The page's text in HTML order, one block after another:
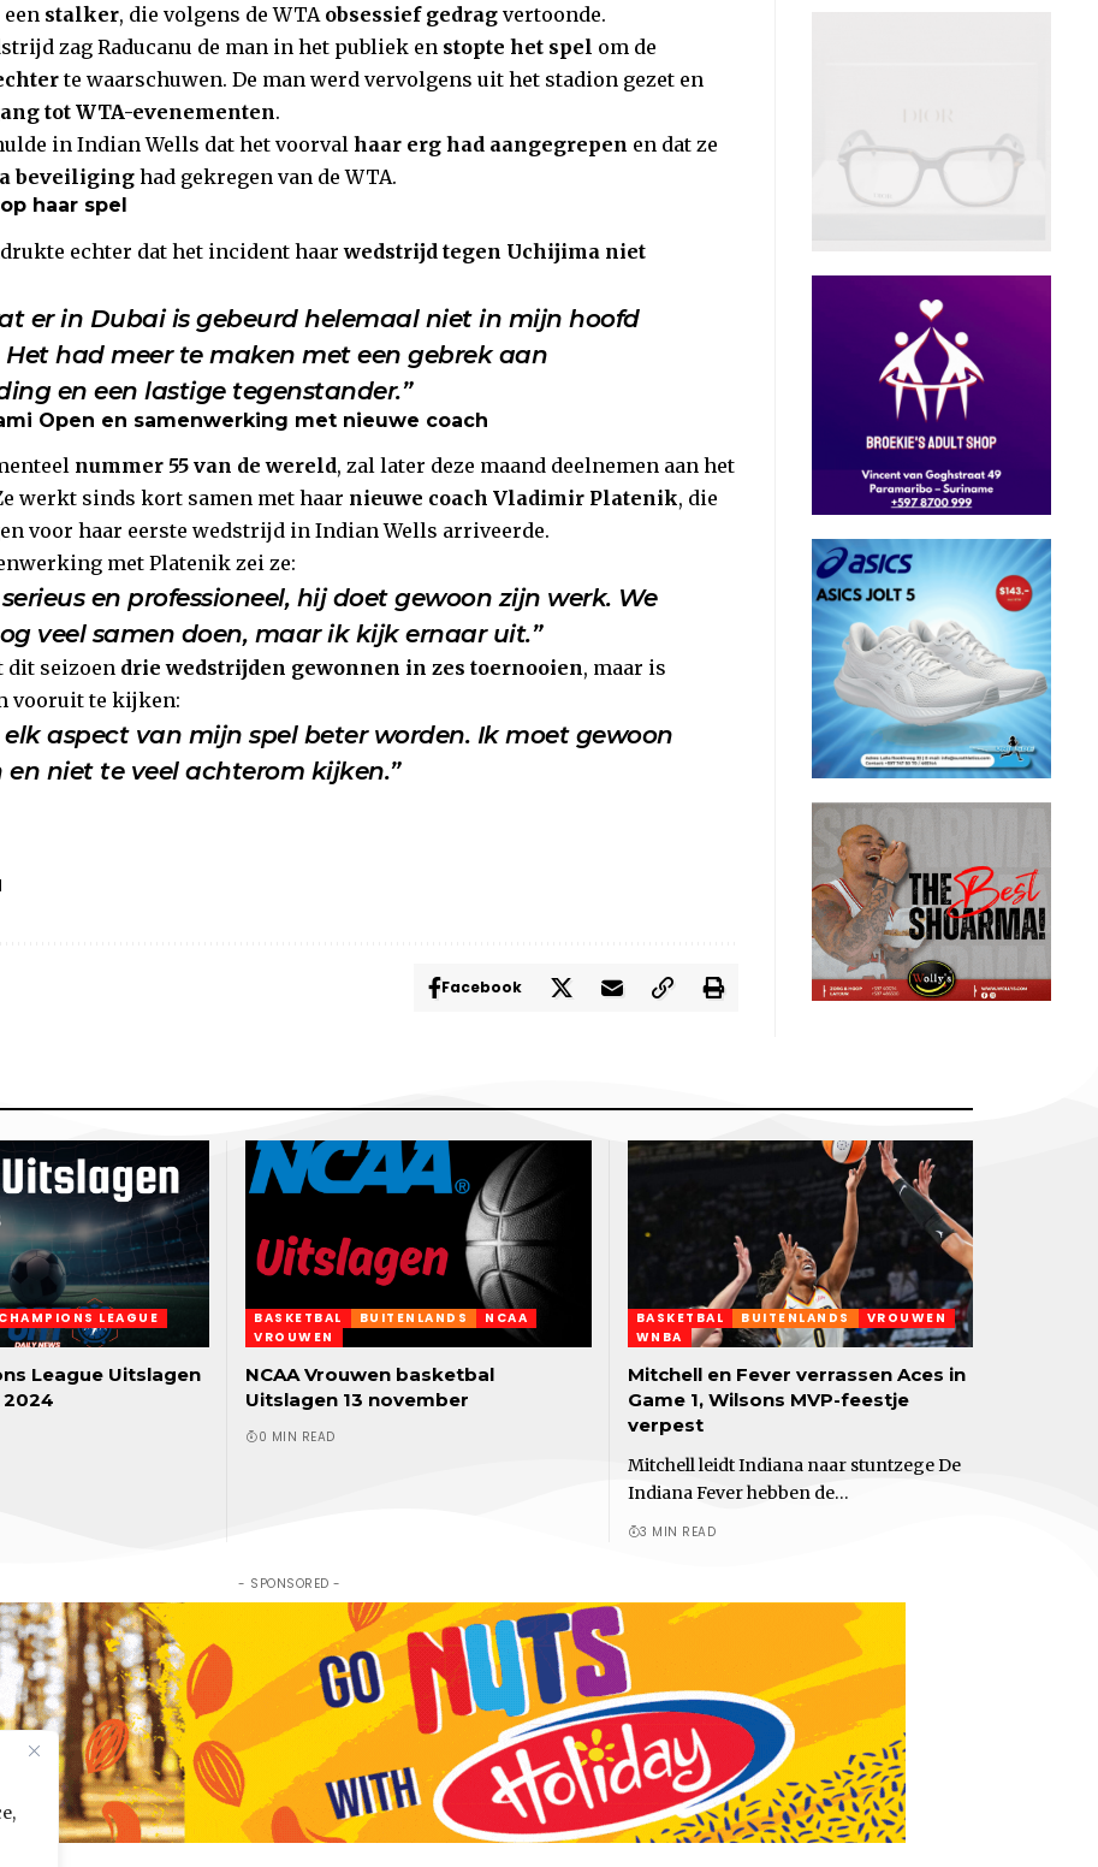
stalker, die volgens de WTA obsessief gedragvertoonde.
zag Raducanu de man in het publiek en stopte het spel om de
te waarschuwen. De man werd vervolgens uit het stadion gezet en
tot WTA-evenementen.
in Indian Wells dat het voorval haar erg had aangegrepen en dat ze
beveiliginghad gekregen van de WTA.
haar spel
echter dat het incident haarwedstrijd tegen Uchijima niet
er in Dubai is gebeurd helemaal niet in mijn hoofd
had meer te maken met een gebrek aan
en een lastige tegenstander.”
Open en samenwerking met nieuwe coach
nummer 55 van de wereld, zal later deze maand deelnemen aan het
werkt sinds kort samen met haar nieuwe coach Vladimir Platenik, die
voor haar eerste wedstrijd in Indian Wells arriveerde.
met Platenik zei ze:
serieus en professioneel, hij doet gewoon zijn werk. We
veel samen doen, maar ik kijk ernaar uit.”
dit seizoen drie wedstrijden gewonnen in zes toernooien, maar is
vooruit te kijken:
elk aspect van mijn spel beter worden. Ik moet gewoon
niet te veel achterom kijken.”
Facebook
CHAMPIONS LEAGUE
League Uitslagen
BASKETBAL BUITENLANDS
NCAA
VROUWEN
NCAA Vrouwen basketbal
Uitslagen 13 november
0 MIN READ
BASKETBAL BUITENLANDS
VROUWEN
WNBA
Mitchell en Fever verrassen Aces in
Game 1, Wilsons MVP-feestje
verpest
Mitchell leidt Indiana naar stuntzege De
Indiana Fever hebben de…
3 MIN READ
- SPONSORED -